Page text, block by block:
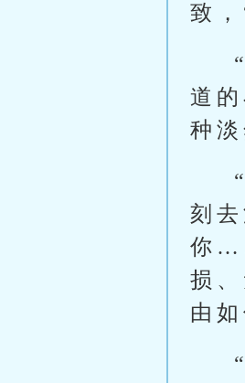
致
道
种淡
刻
你
损
由